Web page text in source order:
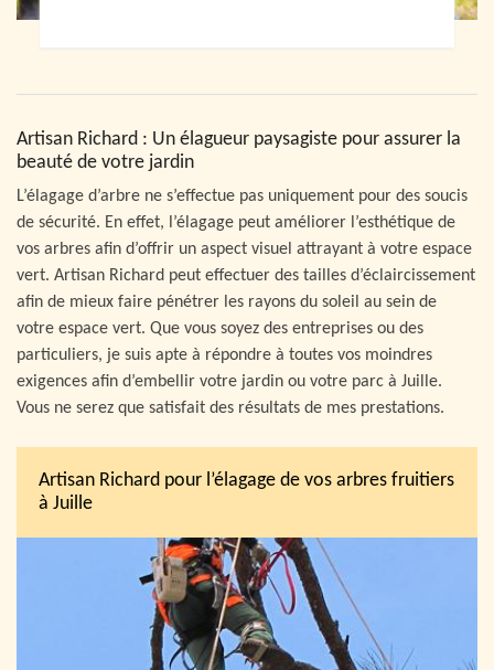
Artisan Richard : Un élagueur paysagiste pour assurer la
beauté de votre jardin
L’élagage d’arbre ne s’effectue pas uniquement pour des soucis
de sécurité. En effet, l’élagage peut améliorer l’esthétique de
vos arbres afin d’offrir un aspect visuel attrayant à votre espace
vert. Artisan Richard peut effectuer des tailles d’éclaircissement
afin de mieux faire pénétrer les rayons du soleil au sein de
votre espace vert. Que vous soyez des entreprises ou des
particuliers, je suis apte à répondre à toutes vos moindres
exigences afin d’embellir votre jardin ou votre parc à Juille.
Vous ne serez que satisfait des résultats de mes prestations.
Artisan Richard pour l’élagage de vos arbres fruitiers
à Juille